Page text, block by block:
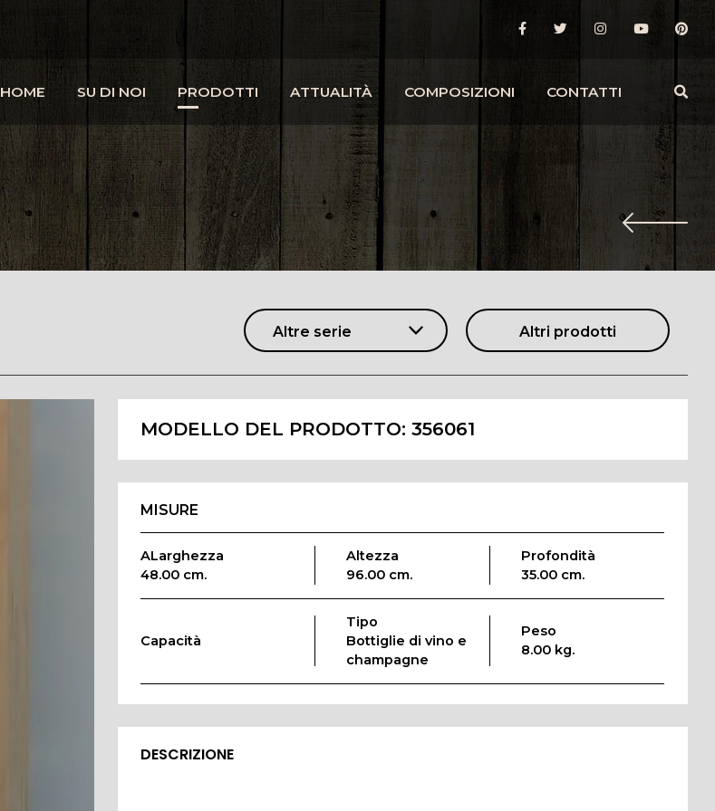
HOME SU DI NOI PRODOTTI ATTUALITÀ COMPOSIZIONI CONTATTI
Altre serie Altri prodotti
MODELLO DEL PRODOTTO: 356061
MISURE
ALarghezza
48.00 cm.
Altezza
96.00 cm.
Profondità
35.00 cm.
Capacità
Tipo
Bottiglie di vino e
champagne
Peso
8.00 kg.
DESCRIZIONE